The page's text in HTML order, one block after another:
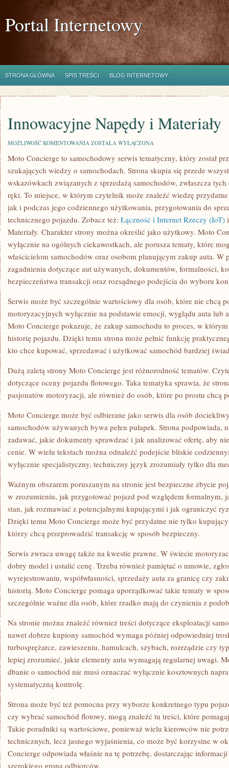
Portal Internetowy
STRONA GŁÓWNA SPIS TREŚCI BLOG INTERNETOWY
Innowacyjne Napędy i Materiały
MOŻLIWOŚĆ KOMENTOWANIA INNOWACYJNE
I
MATERIAŁY
ZOSTAŁA WYŁĄCZONA
Moto Concierge to samochodowy serwis tematyczny, który został
szukających wiedzy o samochodach. Strona skupia się przede
wskazówkach związanych z sprzedażą samochodów, zwłaszcza
ręki. To miejsce, w którym czytelnik może znaleźć wiedzę
jak i podczas jego codziennego użytkowania, przygotowania do
technicznego pojazdu. Zobacz też: Łączność i Internet Rzeczy (IoT)
Materiały. Charakter strony można określić jako użytkowy. Moto
wyłącznie na ogólnych ciekawostkach, ale porusza tematy, które
właścicielom samochodów oraz osobom planującym zakup auta. W
zagadnienia dotyczące aut używanych, dokumentów, formalności,
bezpieczeństwa transakcji oraz rozsądnego podejścia do wyboru
Serwis może być szczególnie wartościowy dla osób, które nie chcą
motoryzacyjnych wyłącznie na podstawie emocji, wyglądu auta lub
Moto Concierge pokazuje, że zakup samochodu to proces, w
historię pojazdu. Dzięki temu strona może pełnić funkcję
kto chce kupować, sprzedawać i użytkować samochód bardziej
Dużą zaletą strony Moto Concierge jest różnorodność tematów.
dotyczące oceny pojazdu flotowego. Taka tematyka sprawia, że
pasjonatów motoryzacji, ale również do osób, które po prostu chcą
Moto Concierge może być odbierane jako serwis dla osób
samochodów używanych bywa pełen pułapek. Strona podpowiada,
zadawać, jakie dokumenty sprawdzać i jak analizować ofertę, aby
cenie. W wielu tekstach można odnaleźć podejście bliskie
wyłącznie specjalistyczny, techniczny język zrozumiały tylko dla
Ważnym obszarem poruszanym na stronie jest bezpieczne zbycie
w zrozumieniu, jak przygotować pojazd pod względem formalnym,
stan, jak rozmawiać z potencjalnymi kupującymi i jak ograniczyć
Dzięki temu Moto Concierge może być przydatne nie tylko
którzy chcą przeprowadzić transakcję w sposób bezpieczny.
Serwis zwraca uwagę także na kwestie prawne. W świecie
dobry model i ustalić cenę. Trzeba również pamiętać o umowie,
wyrejestrowaniu, współwłasności, sprzedaży auta za granicę czy
historią. Moto Concierge pomaga uporządkować takie tematy w
szczególnie ważne dla osób, które rzadko mają do czynienia z
Na stronie można znaleźć również treści dotyczące eksploatacji
nawet dobrze kupiony samochód wymaga później odpowiedniej
turbosprężarce, zawieszeniu, hamulcach, szybach, rozrządzie czy
lepiej zrozumieć, jakie elementy auta wymagają regularnej uwagi.
dbanie o samochód nie musi oznaczać wyłącznie kosztownych
systematyczną kontrolę.
Strona może być też pomocna przy wyborze konkretnego typu
czy wybrać samochód flotowy, mogą znaleźć tu treści, które
Takie poradniki są wartościowe, ponieważ wielu kierowców nie
technicznych, lecz jasnego wyjaśnienia, co może być korzystne w
Concierge odpowiada właśnie na tę potrzebę, dostarczając
szerokiego grona odbiorców.